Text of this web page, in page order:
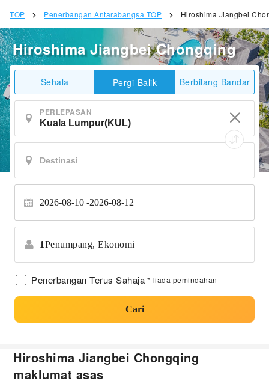
TOP Penerbangan Antarabangsa TOP Hiroshima Jiangbei
Hiroshima Jiangbei Chongqing
Sehala Pergi-Balik Berbilang Bandar
PERLEPASAN
2026-08-10 2026-08-12
1Penumpang, Ekonomi
Penerbangan Terus Sahaja *Tiada pemindahan
Cari
Hiroshima Jiangbei Chongqing
maklumat asas